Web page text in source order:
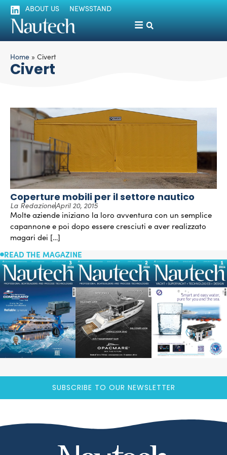
ABOUT US NEWSSTAND
Home » Civert
Civert
Coperture mobili per il settore nautico
La RedazioneApril 20, 2015
Molte aziende iniziano la loro avventura con un semplice
capannone e poi dopo essere cresciuti e aver realizzato
magari dei […]
READ THE MAGAZINE
SUBSCRIBE TO OUR NEWSLETTER